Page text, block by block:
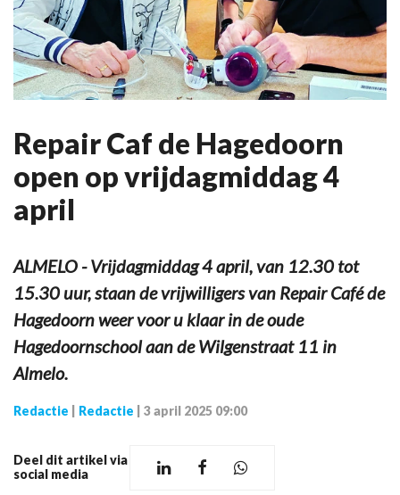
Repair Caf de Hagedoorn
open op vrijdagmiddag 4
april
ALMELO - Vrijdagmiddag 4 april, van 12.30 tot
15.30 uur, staan de vrijwilligers van Repair Café de
Hagedoorn weer voor u klaar in de oude
Hagedoornschool aan de Wilgenstraat 11 in
Almelo.
Redactie Redactie 3 april 2025 09:00
Deel dit artikel via
social media